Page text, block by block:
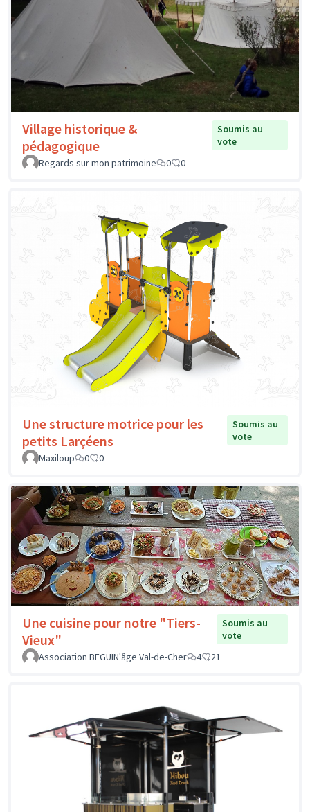
Village historique &
pédagogique
Soumis au
vote
Regards sur mon patrimoine
0 0
Une structure motrice pour les
petits Larçéens
Soumis au
vote
Maxiloup
0 0
Une cuisine pour notre "Tiers-
Vieux"
Soumis au
vote
Association BEGUIN'âge Val-de-Cher
4 21